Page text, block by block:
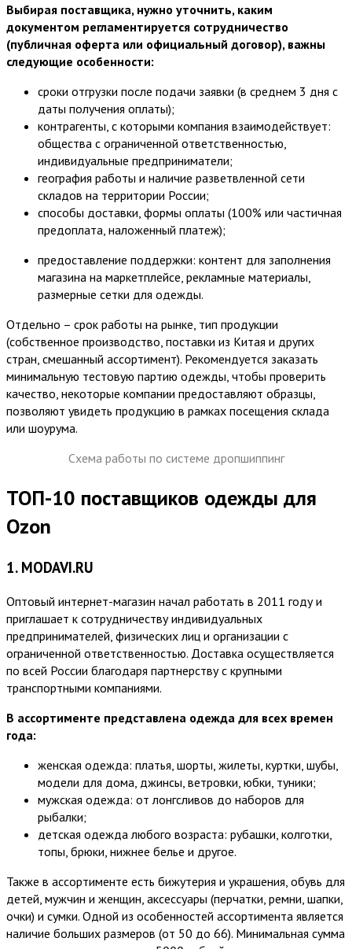
Выбирая поставщика, нужно уточнить, каким
документом регламентируется сотрудничество
(публичная оферта или официальный договор), важны
следующие особенности:
сроки отгрузки после подачи заявки (в среднем 3 дня с
даты получения оплаты);
контрагенты, с которыми компания взаимодействует:
общества с ограниченной ответственностью,
индивидуальные предприниматели;
география работы и наличие разветвленной сети
складов на территории России;
способы доставки, формы оплаты (100% или частичная
предоплата, наложенный платеж);
предоставление поддержки: контент для заполнения
магазина на маркетплейсе, рекламные материалы,
размерные сетки для одежды.
Отдельно – срок работы на рынке, тип продукции
(собственное производство, поставки из Китая и других
стран, смешанный ассортимент). Рекомендуется заказать
минимальную тестовую партию одежды, чтобы проверить
качество, некоторые компании предоставляют образцы,
позволяют увидеть продукцию в рамках посещения склада
или шоурума.
Схема работы по системе дропшиппинг
ТОП-10 поставщиков одежды для
Ozon
1. MODAVI.RU
Оптовый интернет-магазин начал работать в 2011 году и
приглашает к сотрудничеству индивидуальных
предпринимателей, физических лиц и организации с
ограниченной ответственностью. Доставка осуществляется
по всей России благодаря партнерству с крупными
транспортными компаниями.
В ассортименте представлена одежда для всех времен
года:
женская одежда: платья, шорты, жилеты, куртки, шубы,
модели для дома, джинсы, ветровки, юбки, туники;
мужская одежда: от лонгсливов до наборов для
рыбалки;
детская одежда любого возраста: рубашки, колготки,
топы, брюки, нижнее белье и другое.
Также в ассортименте есть бижутерия и украшения, обувь для
детей, мужчин и женщин, аксессуары (перчатки, ремни, шапки,
очки) и сумки. Одной из особенностей ассортимента является
наличие больших размеров (от 50 до 66). Минимальная сумма